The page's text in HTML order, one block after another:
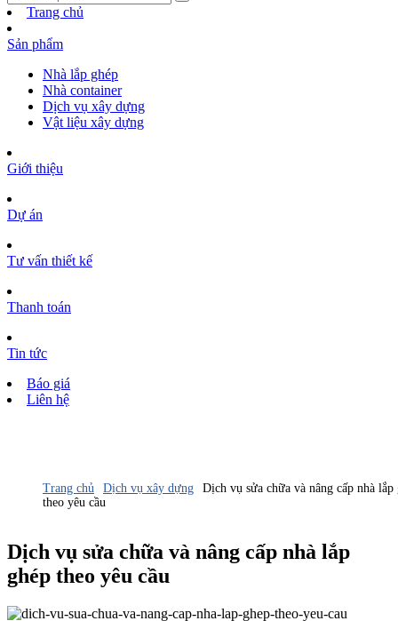
Trang chủ
Sản phẩm
Nhà lắp ghép
Nhà container
Dịch vụ xây dựng
Vật liệu xây dựng
Giới thiệu
Dự án
Tư vấn thiết kế
Thanh toán
Tin tức
Báo giá
Liên hệ
Trang chủ Dịch vụ xây dựng
Dịch vụ sửa chữa và nâng cấp nhà lắp
theo yêu cầu
Dịch vụ sửa chữa và nâng cấp nhà lắp
ghép theo yêu cầu